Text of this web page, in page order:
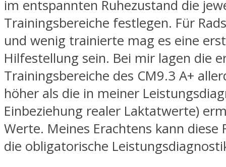
im entspannten Ruhezustand die
Trainingsbereiche festlegen. Für
und wenig trainierte mag es eine
Hilfestellung sein. Bei mir lagen die
Trainingsbereiche des CM9.3 A+
höher als die in meiner
Einbeziehung realer Laktatwerte)
Werte. Meines Erachtens kann diese
die obligatorische